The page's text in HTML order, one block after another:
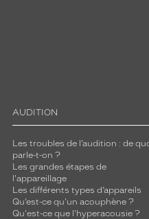
AUDITION
Les troubles de l’audition : de
parle-t-on ?
Les grandes étapes de
l'appareillage
Les différents types d’appareils
Qu’est-ce qu'un acouphène ?
Qu'est-ce que l'hyperacousie ?